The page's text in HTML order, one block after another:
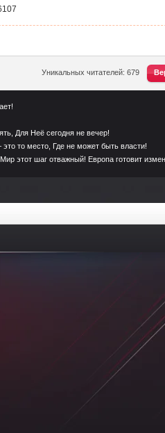
Уникальных читателей: 679
Для Неё сегодня не вечер!
то место, Где не может быть власти!
этот шаг отважный! Европа готовит